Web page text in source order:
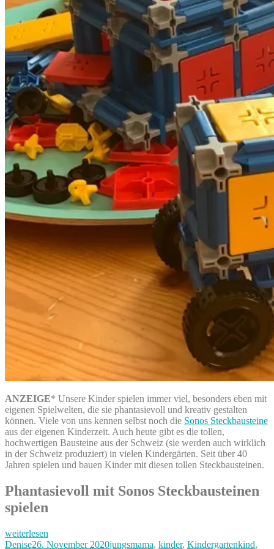
ANZEIGE* Unsere Kinder spielen immer viel, besonders eben mit
eigenen Spielwelten, die sie phantasievoll und kreativ gestalten
können. Viele von uns kennen selbst noch die Sonos Steckbausteine
aus der eigenen Kinderzeit. Auch heute gibt es die tollen,
hochwertigen Bausteine aus der Schweiz (sie werden auch wirklich
in der Schweiz produziert) in vielen Kindergärten. Seit über 40
Jahren spielen und bauen Kinder mit diesen tollen Steckbausteinen.
Phantasievoll mit Sonos Steckbausteinen
spielen
„Kreative
Steckbausteine
weiterlesen
Autor
DeniseVeröffentlicht
26. November 2020Kategorien
jungsmama, kinder, Kindergartenkind,